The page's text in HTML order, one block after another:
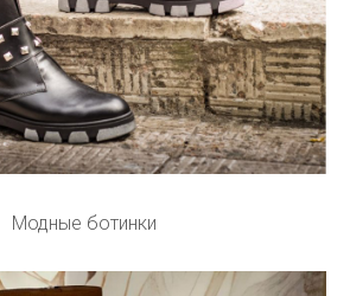
Модные ботинки